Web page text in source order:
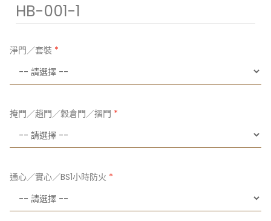
HB-001-1
淨門／套裝
掩門／趟門／穀倉門／摺門
通心／實心／BS1小時防火